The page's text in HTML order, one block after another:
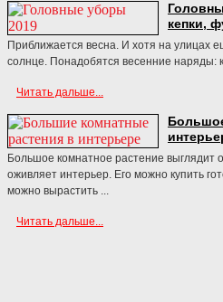
кепки,
Приближается весна. И хотя на улицах
солнце. Понадобятся весенние наряды:
Читать дальше...
Большое комнатное растение выглядит
оживляет интерьер. Его можно купить
можно вырастить ...
Читать дальше...